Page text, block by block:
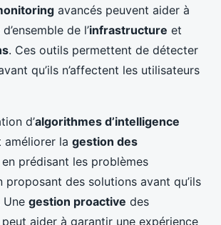
avancés peuvent aider à
de l’infrastructure et
. Ces outils permettent de détecter
qu’ils n’affectent les utilisateurs
d’algorithmes d’intelligence
améliorer la gestion des
en prédisant les problèmes
proposant des solutions avant qu’ils
Une gestion proactive des
peut aider à garantir une expérience